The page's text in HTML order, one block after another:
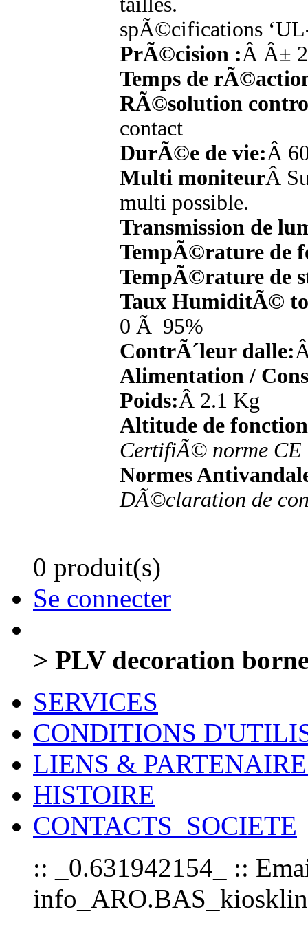
spÃ©cifications
PrÃ©cision :Â Â±
Temps de
RÃ©solution
contact
DurÃ©e de vie:Â
Multi moniteurÂ
multi possible.
Transmission de
TempÃ©rature de
TempÃ©rature de
Taux HumiditÃ©
0 Ã 95%
ContrÃ´leur dalle:
Alimentation /
Poids:Â 2.1 Kg
Altitude de
CertifiÃ© norme CE
Normes
DÃ©claration de
0 produit(s)
Se connecter
> PLV decoration
SERVICES
CONDITIONS
LIENS &
HISTOIRE
CONTACTS_SOCIETE
:: _0.631942154_ ::